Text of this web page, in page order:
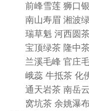
前峰雪莲 狮口银
南山寿眉 湘波绿
瑞草魁 河西圆茶
宝顶绿茶 隆中茶
兰溪毛峰 官庄毛
峨蕊 牛抵茶 化佛
通天岩茶 南岳云
窝坑茶 余姚瀑布